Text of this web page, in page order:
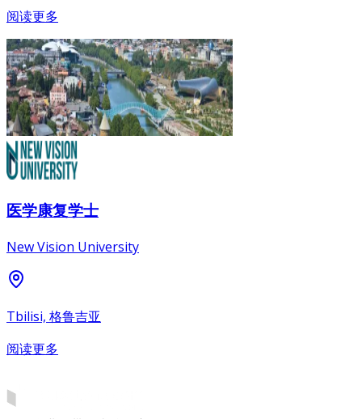
阅读更多
医学康复学士
New Vision University
Tbilisi, 格鲁吉亚
阅读更多